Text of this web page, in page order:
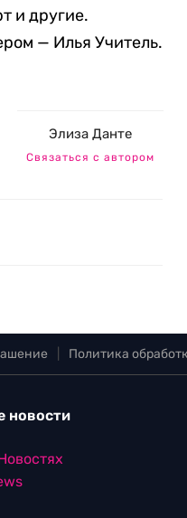
и другие.
— Илья Учитель.
Элиза Данте
Связаться с автором
Политика
новости